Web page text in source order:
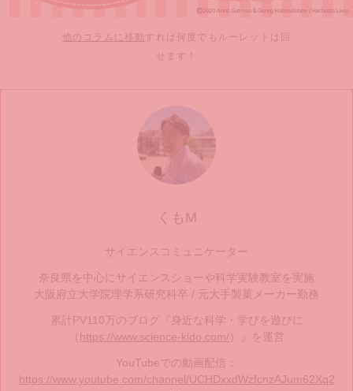
他のコラムに移動 すれば何度でもルーレットは回
せます！
くもM
サイエンスコミュニケーター
奈良県を中心にサイエンスショーや科学実験教室を実施
大阪府立大学院理学系研究科卒 / 元大手製菓メーカー勤務
累計PV110万のブログ『身近な科学・学びを遊びに
（ https://www.science-kido.com/）』を運営
YouTubeでの動画配信：
https://www.youtube.com/channel/UCHDxxdWzfcnzAJum62Xq2